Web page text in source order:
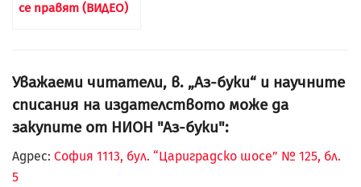
се правят (ВИДЕО)
Уважаеми читатели, в. „Аз-буки“ и научните
списания на издателството може да
закупите от НИОН "Аз-буки":
Адрес: София 1113, бул. “Цариградско шосе” № 125, бл.
5